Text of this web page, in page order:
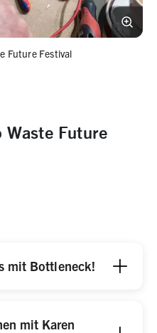
Future Festival
Waste Future
mit Bottleneck!
mit Karen